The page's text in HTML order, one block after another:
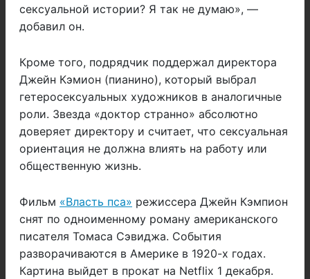
сексуальной истории? Я так не думаю», —
добавил он.
Кроме того, подрядчик поддержал директора
Джейн Кэмион (пианино), который выбрал
гетеросексуальных художников в аналогичные
роли. Звезда «доктор странно» абсолютно
доверяет директору и считает, что сексуальная
ориентация не должна влиять на работу или
общественную жизнь.
Фильм «Власть пса» режиссера Джейн Кэмпион
снят по одноименному роману американского
писателя Томаса Сэвиджа. События
разворачиваются в Америке в 1920-х годах.
Картина выйдет в прокат на Netflix 1 декабря.